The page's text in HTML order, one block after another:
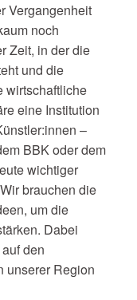
Vergangenheit
noch
Zeit, in der die
und die
wirtschaftliche
eine Institution
–
BBK oder dem
wichtiger
brauchen die
um die
Dabei
den
unserer Region